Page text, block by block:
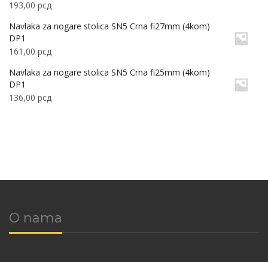
193,00 рсд
Navlaka za nogare stolica SN5 Crna fi27mm (4kom)
DP1
161,00 рсд
Navlaka za nogare stolica SN5 Crna fi25mm (4kom)
DP1
136,00 рсд
O nama